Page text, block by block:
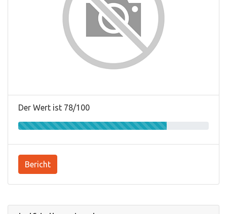
Der Wert ist 78/100
Bericht